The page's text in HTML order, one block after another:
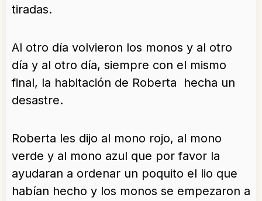
tiradas.
Al otro día volvieron los monos y al otro
día y al otro día, siempre con el mismo
final, la habitación de Roberta hecha un
desastre.
Roberta les dijo al mono rojo, al mono
verde y al mono azul que por favor la
ayudaran a ordenar un poquito el lio que
habían hecho y los monos se empezaron a